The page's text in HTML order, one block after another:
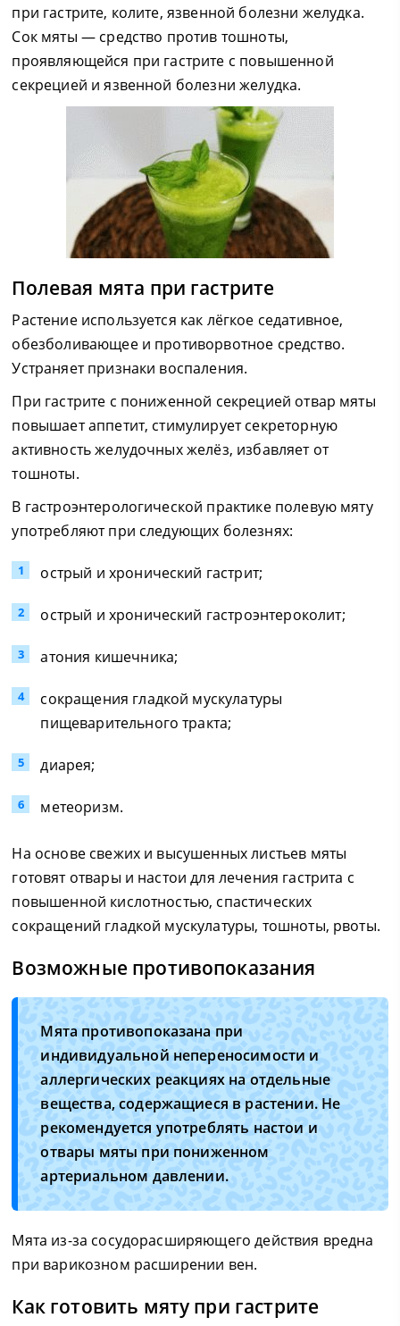
при гастрите, колите, язвенной болезни желудка.
Сок мяты — средство против тошноты,
проявляющейся при гастрите с повышенной
секрецией и язвенной болезни желудка.
Полевая мята при гастрите
Растение используется как лёгкое седативное,
обезболивающее и противорвотное средство.
Устраняет признаки воспаления.
При гастрите с пониженной секрецией отвар мяты
повышает аппетит, стимулирует секреторную
активность желудочных желёз, избавляет от
тошноты.
В гастроэнтерологической практике полевую мяту
употребляют при следующих болезнях:
острый и хронический гастрит;
острый и хронический гастроэнтероколит;
атония кишечника;
сокращения гладкой мускулатуры
пищеварительного тракта;
диарея;
метеоризм.
На основе свежих и высушенных листьев мяты
готовят отвары и настои для лечения гастрита с
повышенной кислотностью, спастических
сокращений гладкой мускулатуры, тошноты, рвоты.
Возможные противопоказания
Мята противопоказана при
индивидуальной непереносимости и
аллергических реакциях на отдельные
вещества, содержащиеся в растении. Не
рекомендуется употреблять настои и
отвары мяты при пониженном
артериальном давлении.
Мята из-за сосудорасширяющего действия вредна
при варикозном расширении вен.
Как готовить мяту при гастрите